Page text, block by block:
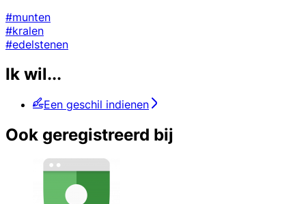
#munten
#kralen
#edelstenen
Ik wil...
Een geschil indienen
Ook geregistreerd bij